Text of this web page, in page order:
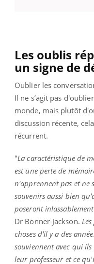
Les oublis
un signe de
Oublier les
Il ne s’agit pas
monde, mais plutôt
discussion récente,
récurrent.
"La caractéristique de
est une perte de
n'apprennent pas et ne
souvenirs aussi bien
poseront
Dr Bonner-Jackson.
choses d'il y a des
souviennent avec qui
leur professeur et ce